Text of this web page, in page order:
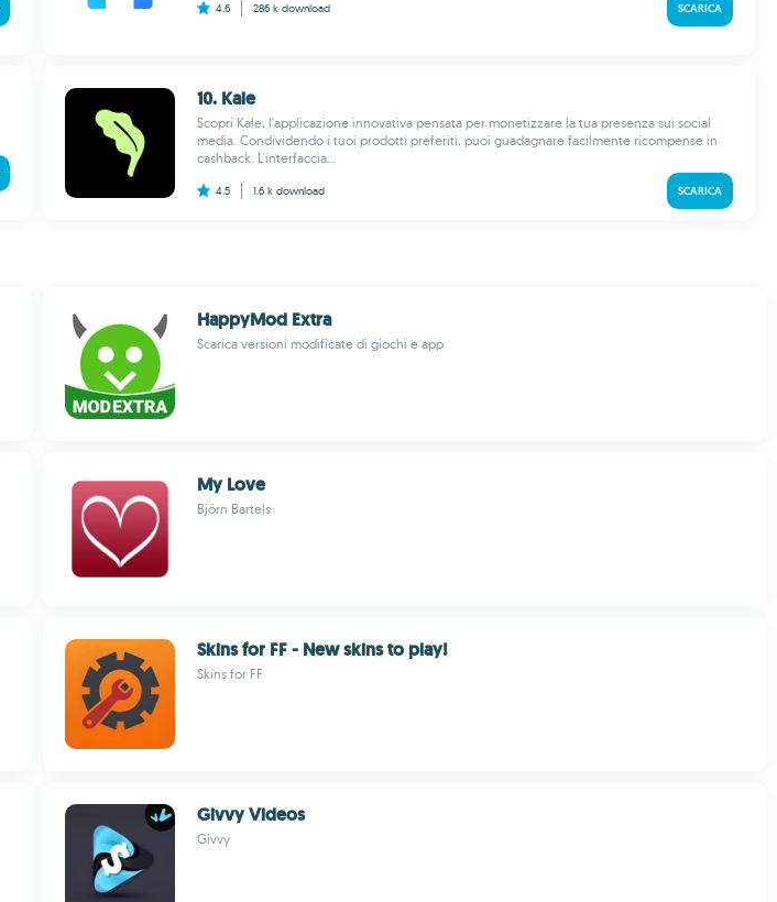
4.6 286 k download SCARICA
10. Kale
Scopri Kale, l'applicazione innovativa pensata per monetizzare la tua presenza sui social
media. Condividendo i tuoi prodotti preferiti, puoi guadagnare facilmente ricompense in
cashback. L'interfaccia...
4.5 1.6 k download SCARICA
HappyMod Extra
Scarica versioni modificate di giochi e app
My Love
Björn Bartels
Skins for FF - New skins to play!
Skins for FF
Givvy Videos
Givvy